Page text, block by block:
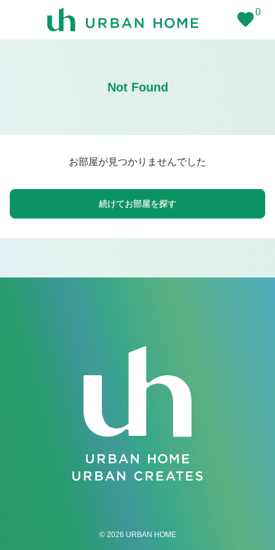
0
Not Found
お部屋が見つかりませんでした
続けてお部屋を探す
© 2026 URBAN HOME